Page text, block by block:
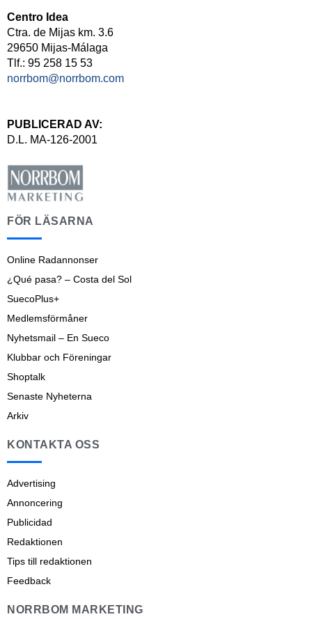
Centro Idea
Ctra. de Mijas km. 3.6
29650 Mijas-Málaga
Tlf.: 95 258 15 53
norrbom@norrbom.com
PUBLICERAD AV:
D.L. MA-126-2001
FÖR LÄSARNA
Online Radannonser
¿Qué pasa? – Costa del Sol
SuecoPlus+
Medlemsförmåner
Nyhetsmail – En Sueco
Klubbar och Föreningar
Shoptalk
Senaste Nyheterna
Arkiv
KONTAKTA OSS
Advertising
Annoncering
Publicidad
Redaktionen
Tips till redaktionen
Feedback
NORRBOM MARKETING